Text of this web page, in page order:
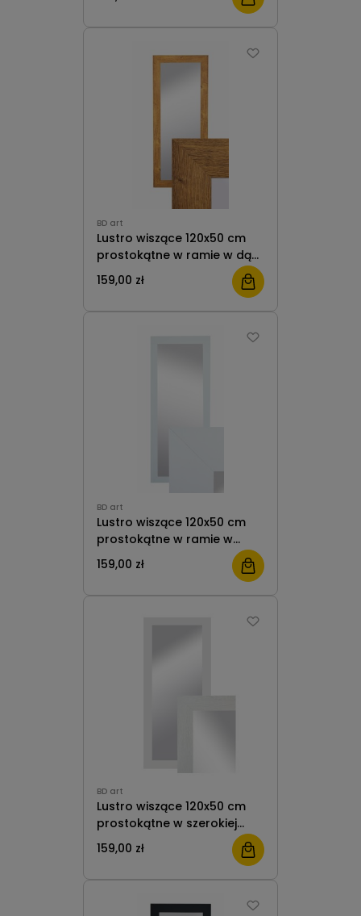
prostokątne do salonu
BD art
Lustro wiszące 120x50 cm
prostokątne w ramie w dąb
olejowany do salonu pokoju
przedpokoju B.D. Art
159,00 zł
BD art
Lustro wiszące 120x50 cm
prostokątne w ramie w
kolor biały do salonu
pokoju sypialni prostokątne
159,00 zł
BD art
Lustro wiszące 120x50 cm
prostokątne w szerokiej
ramie kolor retro biały do
salonu pokoju przedpokoju
159,00 zł